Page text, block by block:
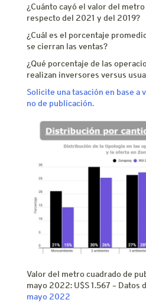
¿Cuánto cayó el valor del
respecto del 2021 y del 2019?
¿Cuál es el porcentaje
se cierran las ventas?
¿Qué porcentaje de las
realizan inversores versus
Solicite una tasación en base a
no de publicación.
Valor del metro cuadrado de
mayo 2022: U$S 1.567 – Datos
mayo 2022